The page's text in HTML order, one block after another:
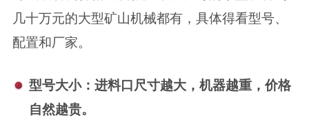
几十万元的大型矿山机械都有‌，具体得看型号、
配置和厂家。‌
型号大小‌：进料口尺寸越大，机器越重，‌价格
自然越贵‌。